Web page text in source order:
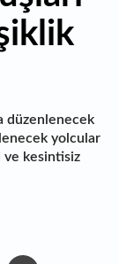
düzenlenecek
yolcular
ve kesintisiz